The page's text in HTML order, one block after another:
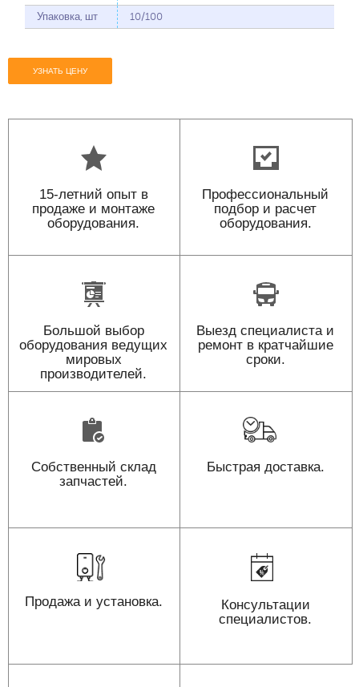
Упаковка, шт 10/100
УЗНАТЬ ЦЕНУ
15-летний опыт в
продаже и монтаже
оборудования.
Профессиональный
подбор и расчет
оборудования.
Большой выбор
оборудования ведущих
мировых
производителей.
Выезд специалиста и
ремонт в кратчайшие
сроки.
Собственный склад
запчастей.
Быстрая доставка.
Продажа и установка.
Консультации
специалистов.